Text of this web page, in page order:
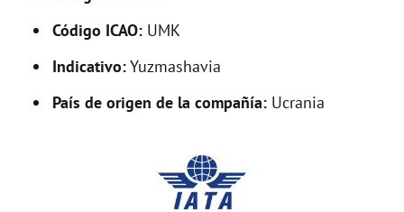
Código ICAO: UMK
Indicativo:Yuzmashavia
País de origen de la compañía: Ucrania